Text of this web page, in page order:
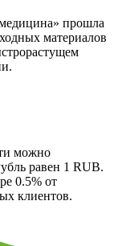
прошла
материалов
можно
равен 1 RUB.
0.5% от
клиентов.